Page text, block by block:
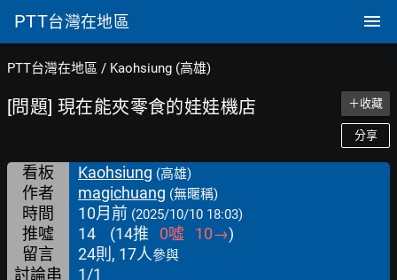
PTT台灣在地區
PTT台灣在地區 / Kaohsiung (高雄)
[問題] 現在能夾零食的娃娃機店 ＋收藏
分享
看板 Kaohsiung (高雄)
作者 magichuang (無暱稱)
時間 10月前 (2025/10/10 18:03)
推噓 14 (14推 0噓 10→)
留言
24則, 17人參與
討論串 1/1